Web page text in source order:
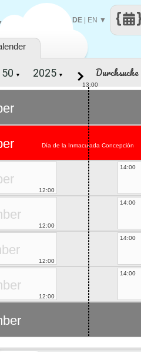
DE EN ▼
▼ ▼
13:00
Día de la Inmaculada Concepción
12:00
14:00
12:00
14:00
12:00
14:00
12:00
14:00